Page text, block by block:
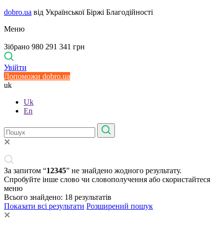
dobro.ua від Української Біржі Благодійності
Меню
Зібрано 980 291 341 грн
Увійти
Допоможи dobro.ua
uk
Uk
En
За запитом “12345” не знайдено жодного результату.
Спробуйте інше слово чи словополучення або скористайтеся
меню
Всього знайдено: 18 результатів
Показати всі результати Розширений пошук